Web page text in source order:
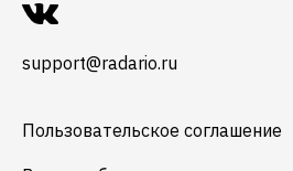
support@radario.ru
Пользовательское соглашение